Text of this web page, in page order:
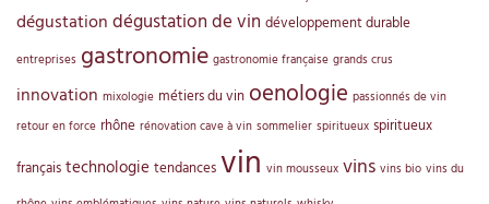
dégustation dégustation de vin développement durable
entreprises gastronomie gastronomie française grands crus
innovation mixologie métiers du vin oenologie passionnés de vin
retour en force rhône rénovation cave à vin sommelier spiritueux spiritueux
français technologie tendances vin vin mousseux vins vins bio vins du